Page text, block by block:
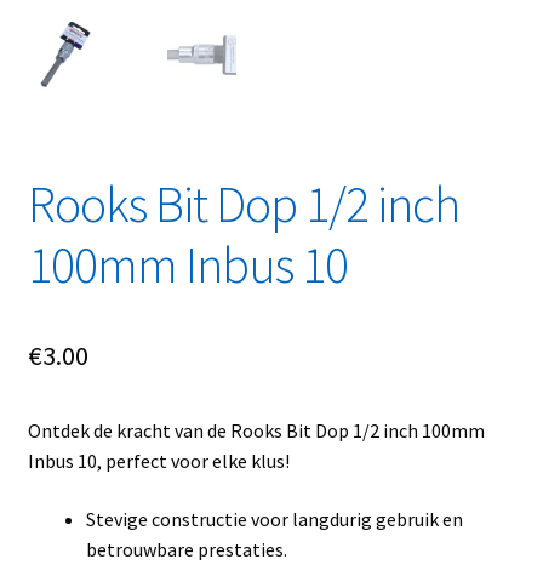
Overzicht
Rooks Bit Dop 1/2 inch
100mm Inbus 10
€3.00
Ontdek de kracht van de Rooks Bit Dop 1/2 inch 100mm
Inbus 10, perfect voor elke klus!
Stevige constructie voor langdurig gebruik en
betrouwbare prestaties.